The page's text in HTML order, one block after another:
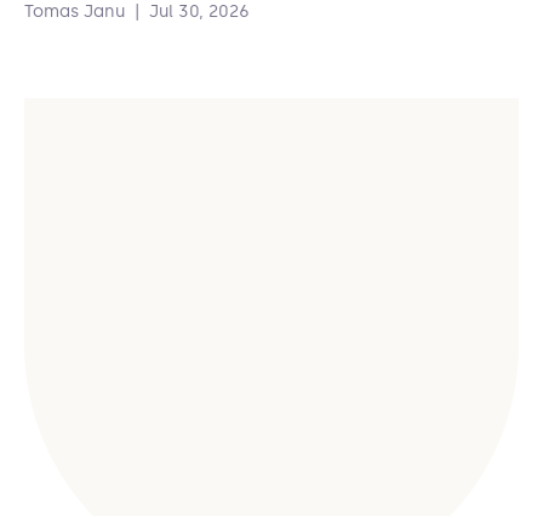
Tomas Janu Jul 30, 2026